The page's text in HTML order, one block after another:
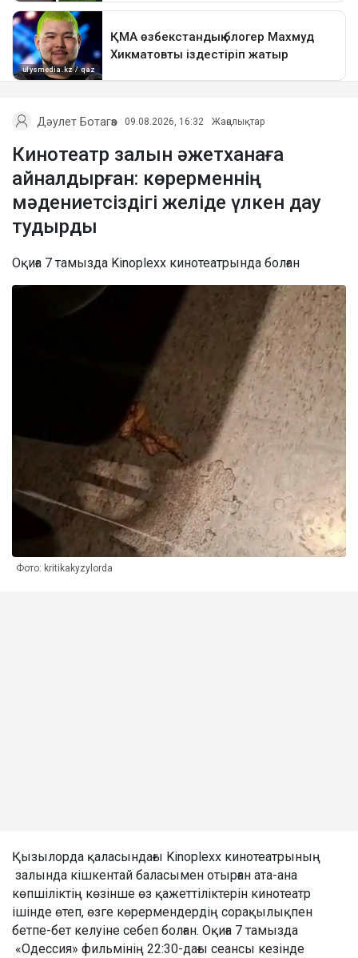
Дәулет Ботагөз 09.08.2026, 16:32 Жаңалықтар
Кинотеатр залын әжетханаға
айналдырған: көрерменнің
мәдениетсіздігі желіде үлкен дау
тудырды
Оқиға 7 тамызда Kinoplexx кинотеатрында болған
Фото: kritikakyzylorda
Қызылорда қаласындағы Kinoplexx кинотеатрының
залында кішкентай баласымен отырған ата-ана
көпшіліктің көзінше өз қажеттіліктерін кинотеатр
ішінде өтеп, өзге көрермендердің сорақылықпен
бетпе-бет келуіне себеп болған. Оқиға 7 тамызда
«Одессия» фильмінің 22:30-дағы сеансы кезінде